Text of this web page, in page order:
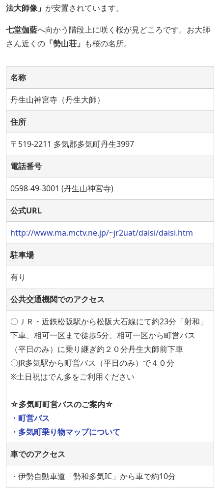
法大師像」 が安置されています。
七堂伽藍へ向かう階段上に咲く桜が見どころです。お大師
さん近くの 「勢山荘」 も桜の名所。
名称
丹生山神宮寺（丹生大師）
住所
〒519-2211 多気郡多気町丹生3997
電話番号
0598-49-3001 (丹生山神宮寺)
公式URL
http://www.ma.mctv.ne.jp/~jr2uat/daisi/daisi.htm
駐車場
有り
公共交通機関でのアクセス
〇ＪＲ・近鉄松阪駅から松阪大石線にて約23分「射和」
下車、相可一区まで徒歩5分、相可一区から町営バス
（平日のみ）に乗り継ぎ約２０分丹生大師前下車
〇JR多気駅から町営バス（平日のみ）で４０分
※土日祝はでん多をご利用ください
☆多気町町営バスのご案内☆
・町営バス
・多気町乗り物マップについて
車でのアクセス
・伊勢自動車道「勢和多気IC」から車で約10分